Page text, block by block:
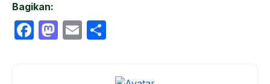
Bagikan:
F
M E